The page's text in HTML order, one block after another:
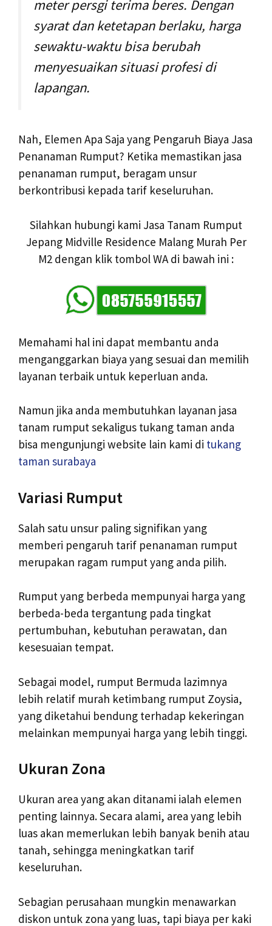
meter persgi terima beres. Dengan
syarat dan ketetapan berlaku, harga
sewaktu-waktu bisa berubah
menyesuaikan situasi profesi di
lapangan.
Nah, Elemen Apa Saja yang Pengaruh Biaya Jasa
Penanaman Rumput? Ketika memastikan jasa
penanaman rumput, beragam unsur
berkontribusi kepada tarif keseluruhan.
Silahkan hubungi kami Jasa Tanam Rumput
Jepang Midville Residence Malang Murah Per
M2 dengan klik tombol WA di bawah ini :
Memahami hal ini dapat membantu anda
menganggarkan biaya yang sesuai dan memilih
layanan terbaik untuk keperluan anda.
Namun jika anda membutuhkan layanan jasa
tanam rumput sekaligus tukang taman anda
bisa mengunjungi website lain kami di tukang
taman surabaya
Variasi Rumput
Salah satu unsur paling signifikan yang
memberi pengaruh tarif penanaman rumput
merupakan ragam rumput yang anda pilih.
Rumput yang berbeda mempunyai harga yang
berbeda-beda tergantung pada tingkat
pertumbuhan, kebutuhan perawatan, dan
kesesuaian tempat.
Sebagai model, rumput Bermuda lazimnya
lebih relatif murah ketimbang rumput Zoysia,
yang diketahui bendung terhadap kekeringan
melainkan mempunyai harga yang lebih tinggi.
Ukuran Zona
Ukuran area yang akan ditanami ialah elemen
penting lainnya. Secara alami, area yang lebih
luas akan memerlukan lebih banyak benih atau
tanah, sehingga meningkatkan tarif
keseluruhan.
Sebagian perusahaan mungkin menawarkan
diskon untuk zona yang luas, tapi biaya per kaki